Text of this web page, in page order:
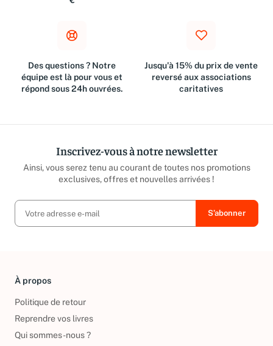
Des questions ? Notre
équipe est là pour vous et
répond sous 24h ouvrées.
Jusqu'à 15% du prix de vente
reversé aux associations
caritatives
Inscrivez-vous à notre newsletter
Ainsi, vous serez tenu au courant de toutes nos promotions
exclusives, offres et nouvelles arrivées !
À propos
Politique de retour
Reprendre vos livres
Qui sommes-nous ?